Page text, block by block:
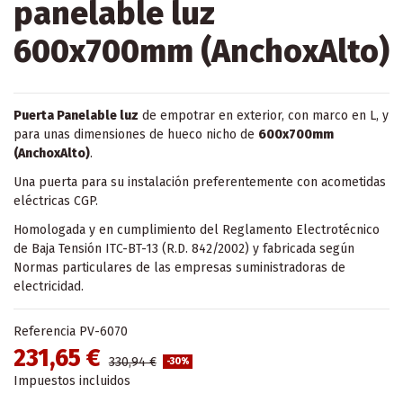
panelable luz
600x700mm (AnchoxAlto)
Puerta Panelable luz de empotrar en exterior, con marco en L, y
para unas dimensiones de hueco nicho de 600x700mm
(AnchoxAlto).
Una puerta para su instalación preferentemente con acometidas
eléctricas CGP.
Homologada y en cumplimiento del Reglamento Electrotécnico
de Baja Tensión ITC-BT-13 (R.D. 842/2002) y fabricada según
Normas particulares de las empresas suministradoras de
electricidad.
Referencia PV-6070
231,65 € 330,94 € -30%
Impuestos incluidos